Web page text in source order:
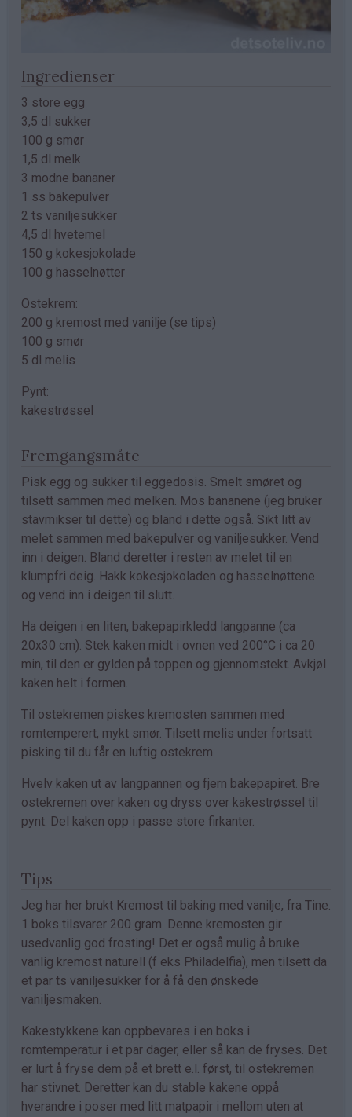
Ingredienser
3 store egg
3,5 dl sukker
100 g smør
1,5 dl melk
3 modne bananer
1 ss bakepulver
2 ts vaniljesukker
4,5 dl hvetemel
150 g kokesjokolade
100 g hasselnøtter
Ostekrem:
200 g kremost med vanilje (se tips)
100 g smør
5 dl melis
Pynt:
kakestrøssel
Fremgangsmåte
Pisk egg og sukker til eggedosis. Smelt smøret og
tilsett sammen med melken. Mos bananene (jeg bruker
stavmikser til dette) og bland i dette også. Sikt litt av
melet sammen med bakepulver og vaniljesukker. Vend
inn i deigen. Bland deretter i resten av melet til en
klumpfri deig. Hakk kokesjokoladen og hasselnøttene
og vend inn i deigen til slutt.
Ha deigen i en liten, bakepapirkledd langpanne (ca
20x30 cm). Stek kaken midt i ovnen ved 200°C i ca 20
min, til den er gylden på toppen og gjennomstekt. Avkjøl
kaken helt i formen.
Til ostekremen piskes kremosten sammen med
romtemperert, mykt smør. Tilsett melis under fortsatt
pisking til du får en luftig ostekrem.
Hvelv kaken ut av langpannen og fjern bakepapiret. Bre
ostekremen over kaken og dryss over kakestrøssel til
pynt. Del kaken opp i passe store firkanter.
Tips
Jeg har her brukt Kremost til baking med vanilje, fra Tine.
1 boks tilsvarer 200 gram. Denne kremosten gir
usedvanlig god frosting! Det er også mulig å bruke
vanlig kremost naturell (f eks Philadelfia), men tilsett da
et par ts vaniljesukker for å få den ønskede
vaniljesmaken.
Kakestykkene kan oppbevares i en boks i
romtemperatur i et par dager, eller så kan de fryses. Det
er lurt å fryse dem på et brett e.l. først, til ostekremen
har stivnet. Deretter kan du stable kakene oppå
hverandre i poser med litt matpapir i mellom uten at